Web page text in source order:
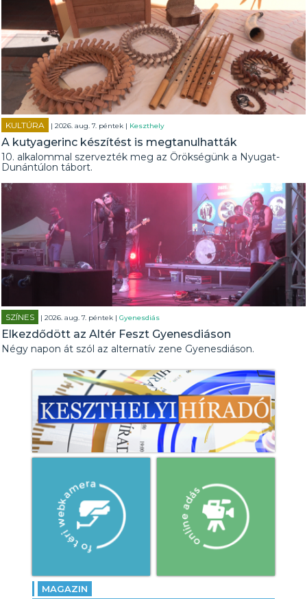
KULTÚRA | 2026. aug. 7. péntek | Keszthely
A kutyagerinc készítést is megtanulhatták
10. alkalommal szervezték meg az Örökségünk a Nyugat-
Dunántúlon tábort.
SZÍNES | 2026. aug. 7. péntek |Gyenesdiás
Elkezdődött az Altér Feszt Gyenesdiáson
Négy napon át szól az alternatív zene Gyenesdiáson.
MAGAZIN